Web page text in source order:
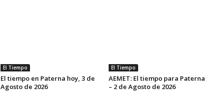
El Tiempo
El tiempo en Paterna hoy, 3 de
Agosto de 2026
El Tiempo
AEMET: El tiempo para Paterna
– 2 de Agosto de 2026